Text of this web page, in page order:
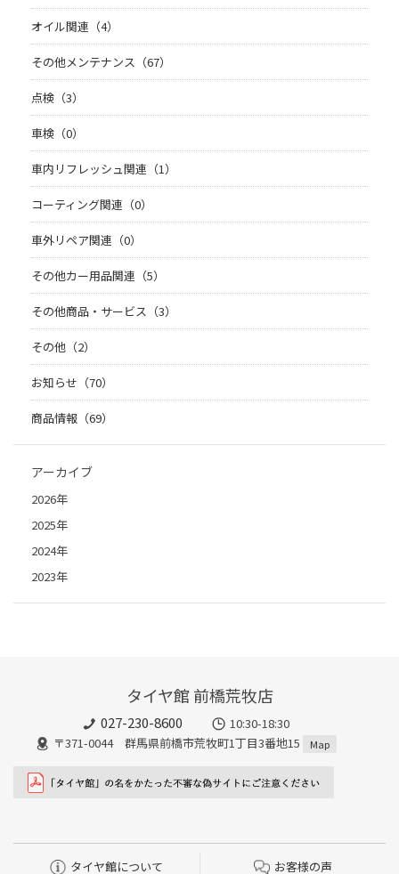
オイル関連（4）
その他メンテナンス（67）
点検（3）
車検（0）
車内リフレッシュ関連（1）
コーティング関連（0）
車外リペア関連（0）
その他カー用品関連（5）
その他商品・サービス（3）
その他（2）
お知らせ（70）
商品情報（69）
アーカイブ
2026年
2025年
2024年
2023年
タイヤ館 前橋荒牧店
027-230-8600
10:30-18:30
〒371-0044 群馬県前橋市荒牧町1丁目3番地15
Map
タイヤ館について お客様の声